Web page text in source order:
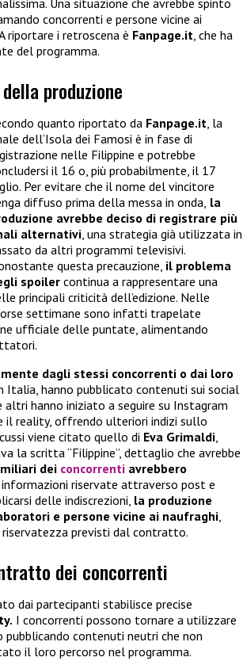
concorrenti e persone vicine ai
riportare i retroscena è Fanpage.it , che ha
del programma.
produzione
quanto riportato da Fanpage.it, la
dell’Isola dei Famosi è in fase di
nelle Filippine e potrebbe
il 16 o, più probabilmente, il 17
Per evitare che il nome del vincitore
diffuso prima della messa in onda, la
avrebbe deciso di registrare più
alternativi, una strategia già utilizzata in
da altri programmi televisivi.
questa precauzione, il problema
spoiler continua a rappresentare una
principali criticità dell’edizione. Nelle
settimane sono infatti trapelate
ufficiale delle puntate, alimentando
dagli stessi concorrenti o dai loro
Italia, hanno pubblicato contenuti sui social
hanno iniziato a seguire su Instagram
il reality, offrendo ulteriori indizi sullo
viene citato quello di Eva Grimaldi,
la scritta “Filippine”, dettaglio che avrebbe
dei concorrenti avrebbero
riservate attraverso post e
delle indiscrezioni, la produzione
e persone vicine ai naufraghi,
riservatezza previsti dal contratto.
dei concorrenti
dai partecipanti stabilisce precise
I concorrenti possono tornare a utilizzare
contenuti neutri che non
il loro percorso nel programma.